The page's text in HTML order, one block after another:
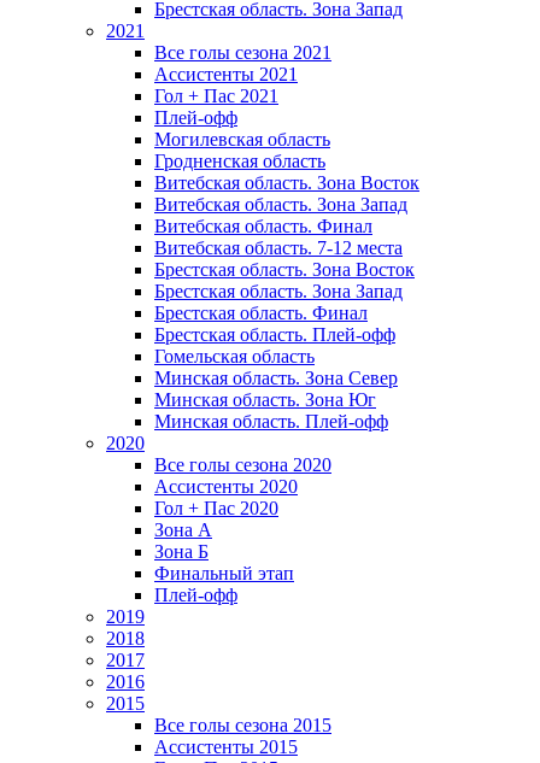
Брестская область. Зона Запад
2021
Все голы сезона 2021
Ассистенты 2021
Гол + Пас 2021
Плей-офф
Могилевская область
Гродненская область
Витебская область. Зона Восток
Витебская область. Зона Запад
Витебская область. Финал
Витебская область. 7-12 места
Брестская область. Зона Восток
Брестская область. Зона Запад
Брестская область. Финал
Брестская область. Плей-офф
Гомельская область
Минская область. Зона Север
Минская область. Зона Юг
Минская область. Плей-офф
2020
Все голы сезона 2020
Ассистенты 2020
Гол + Пас 2020
Зона А
Зона Б
Финальный этап
Плей-офф
2019
2018
2017
2016
2015
Все голы сезона 2015
Ассистенты 2015